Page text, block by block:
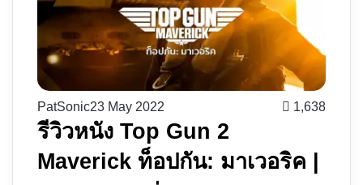
PatSonic23 May 2022 1,638
รีวิวหนัง Top Gun 2
Maverick ท็อปกัน: มาเวอริค |